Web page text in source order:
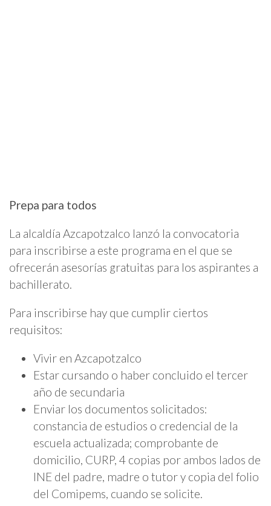
Prepa para todos
La alcaldía Azcapotzalco lanzó la convocatoria
para inscribirse a este programa en el que se
ofrecerán asesorías gratuitas para los aspirantes a
bachillerato.
Para inscribirse hay que cumplir ciertos
requisitos:
Vivir en Azcapotzalco
Estar cursando o haber concluido el tercer
año de secundaria
Enviar los documentos solicitados:
constancia de estudios o credencial de la
escuela actualizada; comprobante de
domicilio, CURP, 4 copias por ambos lados de
INE del padre, madre o tutor y copia del folio
del Comipems, cuando se solicite.